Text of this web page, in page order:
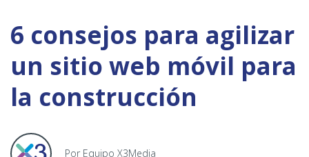
6 consejos para agilizar
un sitio web móvil para
la construcción
Por Equipo X3Media